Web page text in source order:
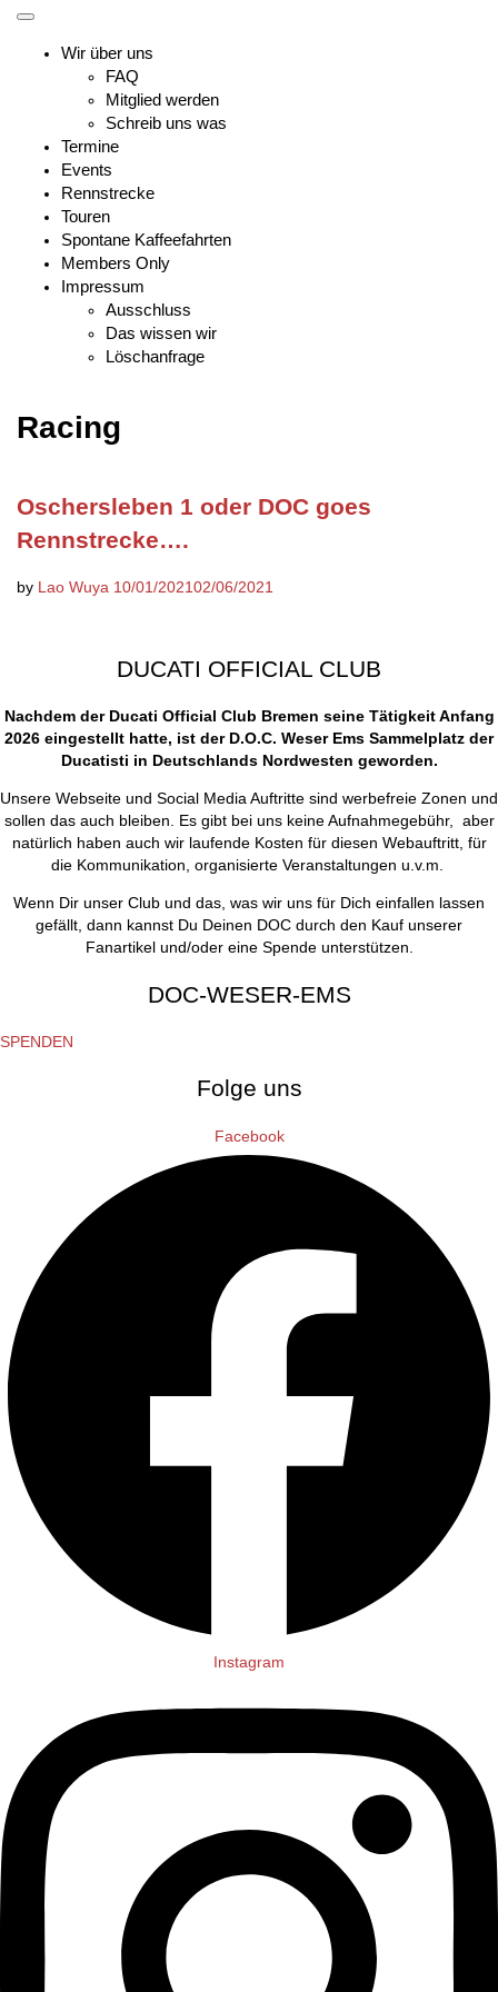
Skip
contentmobileWir über uns
FAQ
Mitglied werden
Schreib uns was
Termine
Events
Rennstrecke
Touren
Spontane Kaffeefahrten
Members Only
Impressum
Ausschluss
Das wissen wir
Löschanfrage
Racing
Oschersleben 1 oder DOC goes
Rennstrecke….
by Lao Wuya 10/01/202102/06/2021
DUCATI OFFICIAL CLUB
Nachdem der Ducati Official Club Bremen seine Tätigkeit Anfang
2026 eingestellt hatte, ist der D.O.C. Weser Ems Sammelplatz der
Ducatisti in Deutschlands Nordwesten geworden.
Unsere Webseite und Social Media Auftritte sind werbefreie Zonen und
sollen das auch bleiben. Es gibt bei uns keine Aufnahmegebühr, aber
natürlich haben auch wir laufende Kosten für diesen Webauftritt, für
die Kommunikation, organisierte Veranstaltungen u.v.m.
Wenn Dir unser Club und das, was wir uns für Dich einfallen lassen
gefällt, dann kannst Du Deinen DOC durch den Kauf unserer
Fanartikel und/oder eine Spende unterstützen.
DOC-WESER-EMS
SPENDEN
Folge uns
Facebook
Instagram